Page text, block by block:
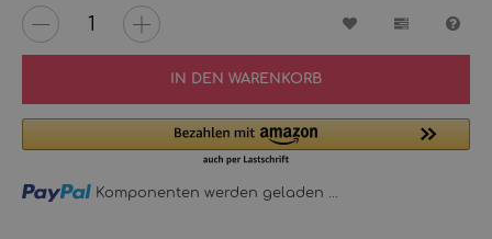
IN DEN WARENKORB
Loading... Komponenten werden geladen ...
Wunschzettel